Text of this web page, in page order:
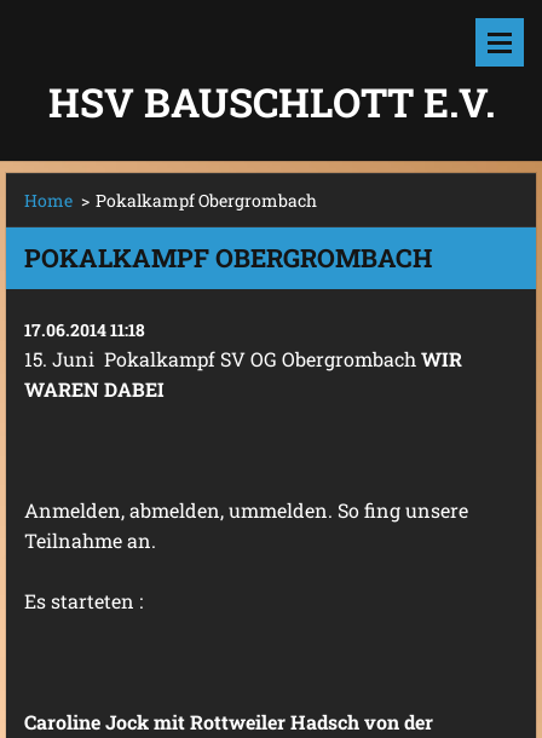
HSV BAUSCHLOTT E.V.
Home > Pokalkampf Obergrombach
POKALKAMPF OBERGROMBACH
17.06.2014 11:18
15. Juni Pokalkampf SV OG Obergrombach WIR
WAREN DABEI
Anmelden, abmelden, ummelden. So fing unsere
Teilnahme an.
Es starteten :
Caroline Jock mit Rottweiler Hadsch von der